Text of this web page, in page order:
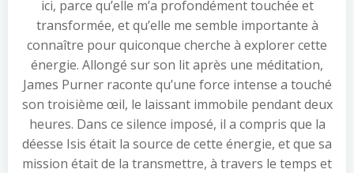
ici, parce qu’elle m’a profondément touchée et
transformée, et qu’elle me semble importante à
connaître pour quiconque cherche à explorer cette
énergie. Allongé sur son lit après une méditation,
James Purner raconte qu’une force intense a touché
son troisième œil, le laissant immobile pendant deux
heures. Dans ce silence imposé, il a compris que la
déesse Isis était la source de cette énergie, et que sa
mission était de la transmettre, à travers le temps et